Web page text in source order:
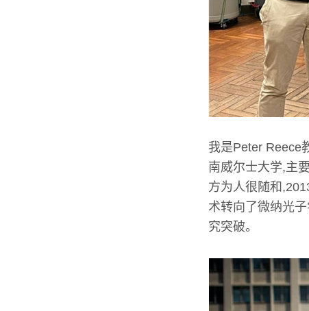
我是Peter Reece
南威尔士大学,主
方为人很随和
术转向了微纳光
究突破。